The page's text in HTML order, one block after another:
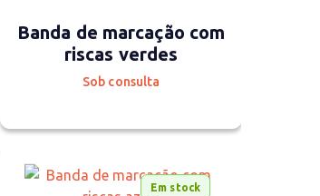
Banda de marcação com
riscas verdes
Sob consulta
Em stock